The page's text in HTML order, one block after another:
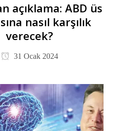
açıklama: ABD üs
nasıl karşılık
verecek?
31 Ocak 2024